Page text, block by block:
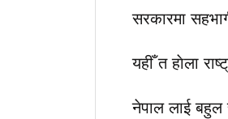
सरकारमा
यहीँ त हाेला
नेपाल लाई बहुल